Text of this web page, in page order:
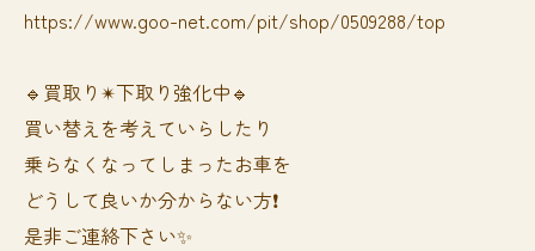
https://www.goo-net.com/pit/shop/0509288/top
🔹買取り✴︎下取り強化中🔹
買い替えを考えていらしたり
乗らなくなってしまったお車を
どうして良いか分からない方❗️
是非ご連絡下さい✨